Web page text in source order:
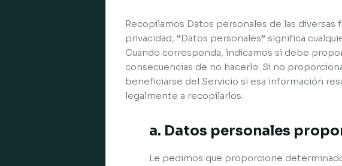
Recopilamos Datos personales de las
privacidad, “Datos personales” significa
Cuando corresponda, indicamos si debe
consecuencias de no hacerlo. Si no
beneficiarse del Servicio si esa información
legalmente a recopilarlos.
a. Datos personales
Le pedimos que proporcione